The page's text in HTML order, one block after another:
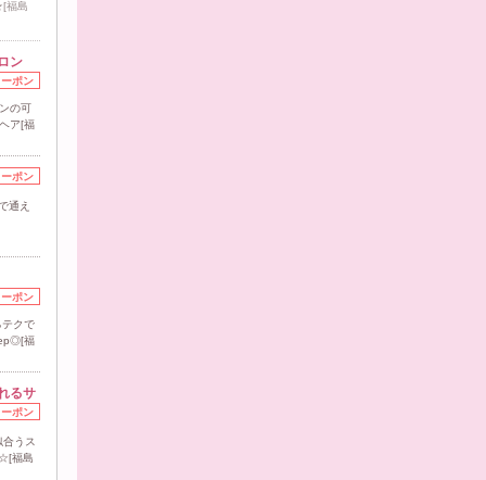
福島
ン
ポン
の可
ア[福
ポン
通え
ポン
クで
福
るサ
ポン
うス
福島